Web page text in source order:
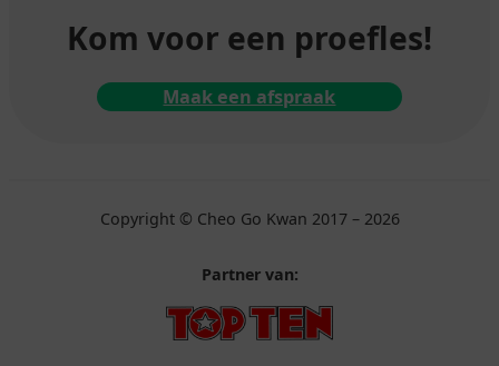
Kom voor een proefles!
Maak een afspraak
Copyright © Cheo Go Kwan 2017 – 2026
Partner van: